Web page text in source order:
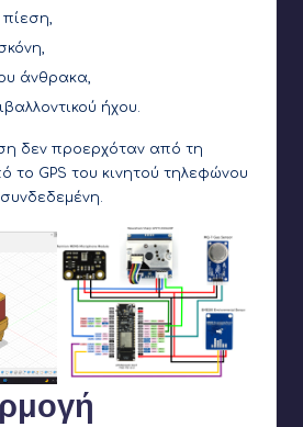
άνθρακα,
ήχου.
δεν προερχόταν από τη
το GPS του κινητού τηλεφώνου